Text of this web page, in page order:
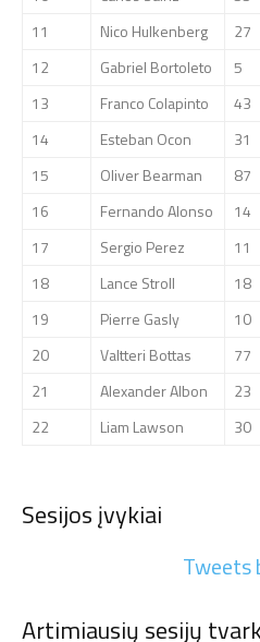
11
Nico Hulkenberg 27
12
Gabriel Bortoleto 5
13
Franco Colapinto 43
14
Esteban Ocon 31
15
Oliver Bearman 87
16
Fernando Alonso 14
17
Sergio Perez 11
18
Lance Stroll 18
19
Pierre Gasly 10
20
Valtteri Bottas 77
21
Alexander Albon 23
22
Liam Lawson 30
Sesijos įvykiai
Tweets
Artimiausių sesijų